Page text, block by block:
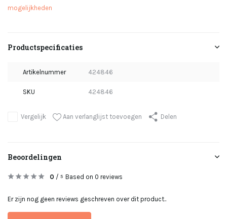
mogelijkheden
Productspecificaties
Artikelnummer 424846
SKU 424846
Vergelijk Aan verlanglijst toevoegen Delen
Beoordelingen
0 / 5 Based on 0 reviews
Er zijn nog geen reviews geschreven over dit product..